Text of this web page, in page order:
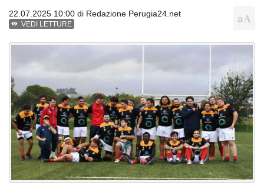
22.07.2025 10:00 di Redazione Perugia24.net
VEDI LETTURE